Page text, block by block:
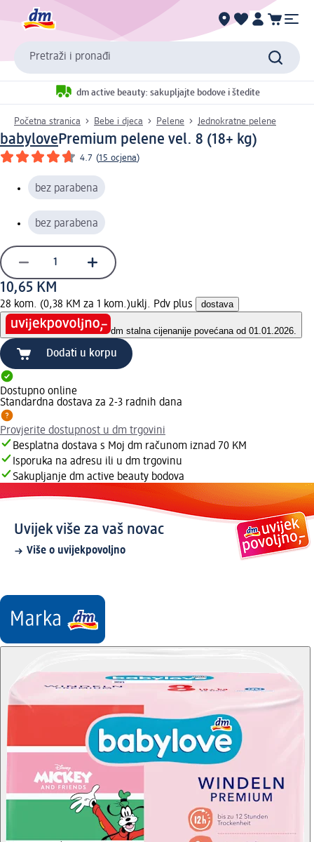
Pretraži i pronađi
dm active beauty: sakupljajte bodove i štedite
Početna stranica Bebe i djeca Pelene Jednokratne pelene
babylovePremium pelene vel. 8 (18+ kg)
4.7 (15 ocjena)
bez parabena
bez parabena
10,65 KM
28 kom. (0,38 KM za 1 kom.)uklj. Pdv plus dostava
dm stalna cijenanije povećana od 01.01.2026.
Dodati u korpu
Dostupno online
Standardna dostava za 2-3 radnih dana
Provjerite dostupnost u dm trgovini
Besplatna dostava s Moj dm računom iznad 70 KM
Isporuka na adresu ili u dm trgovinu
Sakupljanje dm active beauty bodova
Uvijek više za vaš novac
Više o uvijekpovoljno